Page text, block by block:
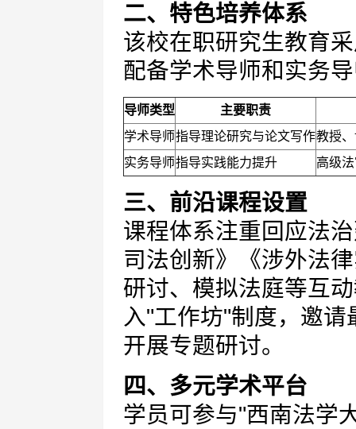
二、特色培养体系
该校在职研究生教育
配备学术导师和实务
导师类型
主要职责
学术导师指导理论研究与论文写作教授
实务导师指导实践能力提升 高级
三、前沿课程设置
课程体系注重回应法
司法创新》《涉外法
研讨、模拟法庭等互
入"工作坊"制度，邀
开展专题研讨。
四、多元学术平台
学员可参与"西南法学